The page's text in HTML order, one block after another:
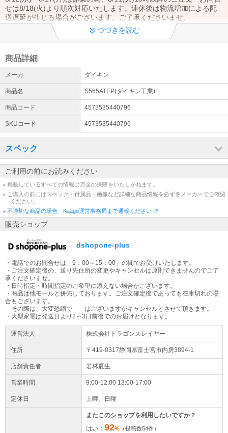
せは8/18(火)より順次対応いたします。連休後は物流増加による配
送遅延が生じる場合がございます。ご了承くださいませ。
【商品発送についてのご案内】
営業日(月曜日)からの発送となる場合がございます。ご了承くださ
いませ。
エアコン設置工事お申込みまたはご検討のお客様へ
エアコン設置サービスは全国対応しております（窓用エアコンは工
事対象外です）。 エアコンのご注文→商品の出荷→設置業者様より
工事日のご連絡→設置工事の流れとなります。（商品は先納品で
す）
配送について
配送先が【沖縄県・離島】の場合は通常配送と異なるため、ご注文
をいただいた商品によっては、お届けまで日数を要する場合がござ
います。ご了承くださいませ。
出荷日についてのお知らせ
平日13時までの代引きご注文(振り込みご入金確認)は当日出荷致し
ます(土日除く)。【大型商品】に関しては輸送方法が通常の宅配便
とは異なる為、ご入金確認後の発送から2～3日での配送予定となり
大型商品（梱包サイズ合計が260cmもしくは50kg以上）はヤマトホ
ームコンビニエンスでの配送となります。配送業者より到着時間の
ご連絡が当日午前中にございます。
大型家電をご購入のお客様へ
大型商品は原則日時指定不可となります。配送日のご入力は希望日
となります。地域によってはご希望に添えない場合もございます。
ご容赦ください。 ※大型商品配送不可地域：沖縄、その他離島地域
つづきを読む
商品詳細
メーカ ダイキン
商品名 S565ATEP(ダイキン工業)
商品コード 4573535440796
SKUコード 4573535440796
スペック
ご利用の前にお読みください
※ 掲載しているすべての情報は万全の保障をいたしかねます。
※ ご購入の前にはスペック・付属品・画像など詳細な商品情報を必ず各メーカーでご確認
ください。
※ 不適切な商品の場合、Kaago運営事務局まで通報ください
販売ショップ
dshopone-plus
・電話でのお問合せは「9：00～15：00」の間でお受けいたします。
・ご注文確定後の、送り先住所の変更やキャンセルは原則できませんのでご了
承くださいませ。
・日時指定・時間指定のご希望に添えない場合がございます。
・商品は他モールと併売しております。ご注文確定後であっても在庫切れの場
合もございます。
その際は、大変恐縮で はございますがキャンセルとさせて頂きます。
・大型家電は発送日より2～3日前後でのお届けとなります。
運営法人 株式会社ドラゴンスレイヤー
住所 〒419-0317静岡県富士宮市内房3894-1
店舗責任者 若林夏生
営業時間 9:00-12:00 13:00-17:00
定休日 土曜、日曜
またこのショップを利用したいですか？
はい： 92% （投稿数54件）